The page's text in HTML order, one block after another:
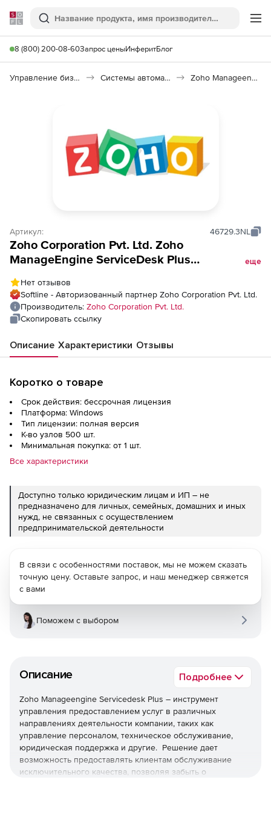
Softline
Поиск
8 (800) 200-08-60Запрос ценыИнферитБлог
Управление бизнесом, CRM/ERP Системы автоматизации Zoho Manageengine Servicedesk Plus
Артикул: 46729.3NL
Zoho Corporation Pvt. Ltd. Zoho
ManageEngine ServiceDesk Plus
Professional Edition Perpetual Model Single
Installation), fee for 5 Technicians and 500
Nodes
еще
Нет отзывов
Softline - Авторизованный партнер Zoho Corporation Pvt. Ltd.
Производитель: Zoho Corporation Pvt. Ltd.
Скопировать ссылку
Описание Характеристики Отзывы
Коротко о товаре
Срок действия: бессрочная лицензия
Платформа: Windows
Тип лицензии: полная версия
К-во узлов 500 шт.
Минимальная покупка: от 1 шт.
Все характеристики
Доступно только юридическим лицам и ИП – не
предназначено для личных, семейных, домашних и иных
нужд, не связанных с осуществлением
предпринимательской деятельности
Описание Подробнее
Zoho Manageengine Servicedesk Plus – инструмент
управления предоставлением услуг в различных
направлениях деятельности компании, таких как
управление персоналом, техническое обслуживание,
юридическая поддержка и другие. Решение дает
возможность предоставлять клиентам обслуживание
исключительного качества, позволяя забыть о
В связи с особенностями поставок, мы не можем сказать
точную цену. Оставьте запрос, и наш менеджер свяжется
с вами
Поможем с выбором